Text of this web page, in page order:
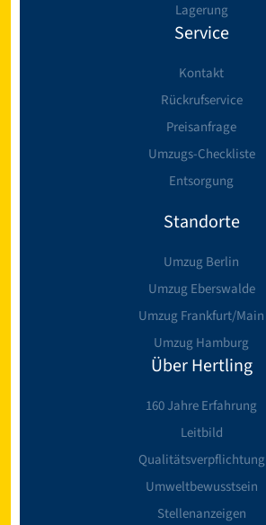
Lagerung
Service
Kontakt
Rückrufservice
Preisanfrage
Umzugs-Checkliste
Entsorgung
Standorte
Umzug Berlin
Umzug Eberswalde
Umzug Frankfurt/Main
Umzug Hamburg
Über Hertling
160 Jahre Erfahrung
Leitbild
Qualitätsverpflichtung
Umweltbewusstsein
Stellenanzeigen